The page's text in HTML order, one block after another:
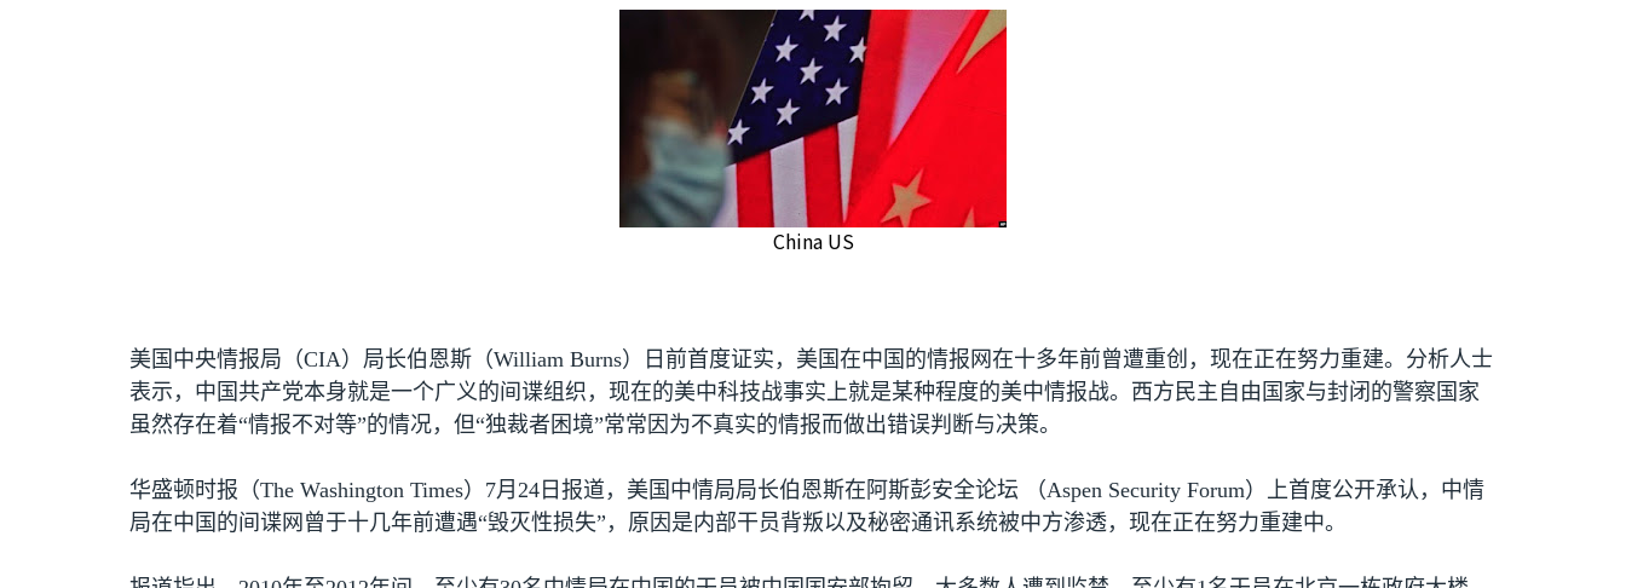
China US
美国中央情报局（CIA）局长伯恩斯（William Burns）日前首度证实，美国在中国的情报网在十多年前曾遭重创，现在正在努力重建。分析人士
表示，中国共产党本身就是一个广义的间谍组织，现在的美中科技战事实上就是某种程度的美中情报战。西方民主自由国家与封闭的警察国家
虽然存在着“情报不对等”的情况，但“独裁者困境”常常因为不真实的情报而做出错误判断与决策。
华盛顿时报（The Washington Times） 7月 24 日报道，美国中情局局长伯恩斯在阿斯彭安全论坛 （Aspen Security Forum）上首度公开承认，中情
局在中国的间谍网曾于十几年前遭遇“毁灭性损失”，原因是内部干员背叛以及秘密通讯系统被中方渗透，现在正在努力重建中。